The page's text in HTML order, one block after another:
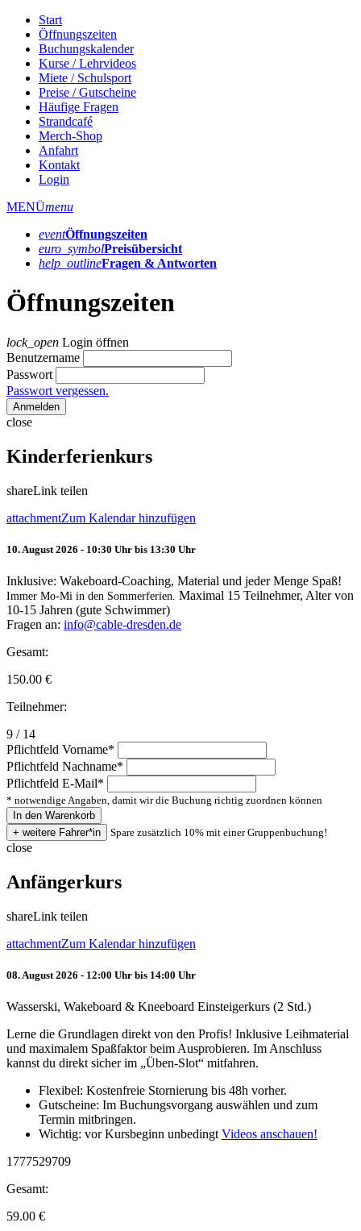
Start
Öffnungszeiten
Buchungskalender
Kurse / Lehrvideos
Miete / Schulsport
Preise / Gutscheine
Häufige Fragen
Strandcafé
Merch-Shop
Anfahrt
Kontakt
Login
MENÜmenu
eventÖffnungs­zeiten
euro_symbolPreis­übersicht
help_outlineFragen & Antworten
Öffnungszeiten
lock_open Login öffnen
Benutzername
Passwort
Passwort vergessen.
Anmelden
close
Kinderferienkurs
shareLink teilen
attachmentZum Kalendar hinzufügen
10. August 2026 - 10:30 Uhr bis 13:30 Uhr
Inklusive: Wakeboard-Coaching, Material und jeder Menge Spaß!
Immer Mo-Mi in den Sommerferien. Maximal 15 Teilnehmer, Alter von
10-15 Jahren (gute Schwimmer)
Fragen an: info@cable-dresden.de
Gesamt:
150.00 €
Teilnehmer:
9 / 14
Pflichtfeld Vorname*
Pflichtfeld Nachname*
Pflichtfeld E-Mail*
* notwendige Angaben, damit wir die Buchung richtig zuordnen können
Spare zusätzlich 10% mit einer Gruppenbuchung!
close
Anfängerkurs
shareLink teilen
attachmentZum Kalendar hinzufügen
08. August 2026 - 12:00 Uhr bis 14:00 Uhr
Wasserski, Wakeboard & Kneeboard Einsteigerkurs (2 Std.)
Lerne die Grundlagen direkt von den Profis! Inklusive Leihmaterial
und maximalem Spaßfaktor beim Ausprobieren. Im Anschluss
kannst du direkt sicher im „Üben-Slot“ mitfahren.
Flexibel: Kostenfreie Stornierung bis 48h vorher.
Gutscheine: Im Buchungsvorgang auswählen und zum
Termin mitbringen.
Wichtig: vor Kursbeginn unbedingt Videos anschauen!
1777529709
Gesamt:
59.00 €